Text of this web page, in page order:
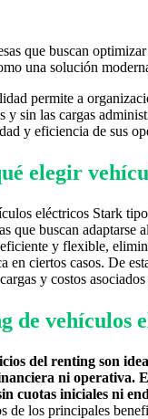
que buscan
una solución
permite a
y sin las cargas
y eficiencia de sus
elegir
eléctricos Stark
que buscan
y flexible,
en ciertos casos. De
y costos
de vehículos
del renting son
ni operativa.
cuotas iniciales ni
de los principales